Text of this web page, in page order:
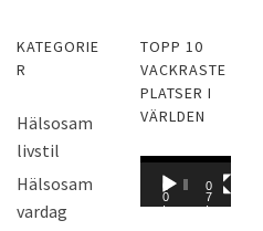
KATEGORIE
R
Hälsosam
livstil
Hälsosam
vardag
TOPP 10
VACKRASTE
PLATSER I
VÄRLDEN
V
0
0
:
0
7
: